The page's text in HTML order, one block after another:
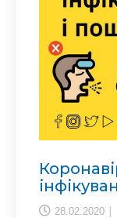
28.02.2020